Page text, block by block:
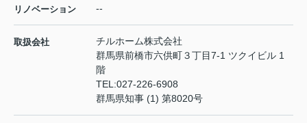
リノベーション --
取扱会社
チルホーム株式会社
群馬県前橋市六供町３丁目7-1 ツクイビル 1
階
TEL:027-226-6908
群馬県知事 (1) 第8020号